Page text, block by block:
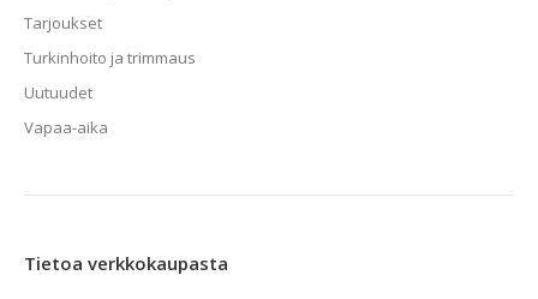
Tarjoukset
Turkinhoito ja trimmaus
Uutuudet
Vapaa-aika
Tietoa verkkokaupasta